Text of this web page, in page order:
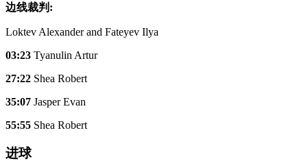
边线裁判:
Loktev Alexander and Fateyev Ilya
03:23 Tyanulin Artur
27:22 Shea Robert
35:07 Jasper Evan
55:55 Shea Robert
进球